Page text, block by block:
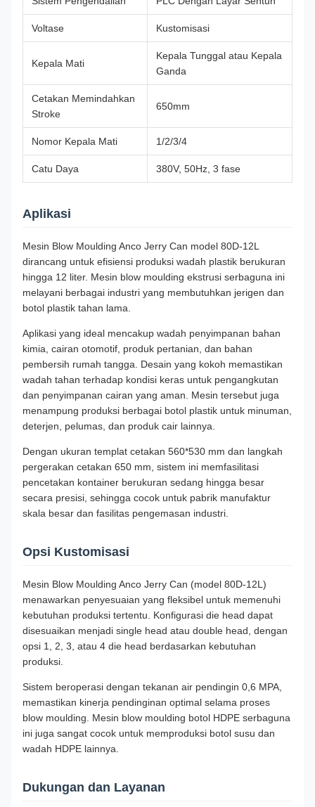
Voltase Kustomisasi
Kepala Mati
Kepala Tunggal atau Kepala
Ganda
Cetakan Memindahkan
Stroke
650mm
Nomor Kepala Mati 1/2/3/4
Catu Daya 380V, 50Hz, 3 fase
Aplikasi
Mesin Blow Moulding Anco Jerry Can model 80D-12L
dirancang untuk efisiensi produksi wadah plastik berukuran
hingga 12 liter. Mesin blow moulding ekstrusi serbaguna ini
melayani berbagai industri yang membutuhkan jerigen dan
botol plastik tahan lama.
Aplikasi yang ideal mencakup wadah penyimpanan bahan
kimia, cairan otomotif, produk pertanian, dan bahan
pembersih rumah tangga. Desain yang kokoh memastikan
wadah tahan terhadap kondisi keras untuk pengangkutan
dan penyimpanan cairan yang aman. Mesin tersebut juga
menampung produksi berbagai botol plastik untuk minuman,
deterjen, pelumas, dan produk cair lainnya.
Dengan ukuran templat cetakan 560*530 mm dan langkah
pergerakan cetakan 650 mm, sistem ini memfasilitasi
pencetakan kontainer berukuran sedang hingga besar
secara presisi, sehingga cocok untuk pabrik manufaktur
skala besar dan fasilitas pengemasan industri.
Opsi Kustomisasi
Mesin Blow Moulding Anco Jerry Can (model 80D-12L)
menawarkan penyesuaian yang fleksibel untuk memenuhi
kebutuhan produksi tertentu. Konfigurasi die head dapat
disesuaikan menjadi single head atau double head, dengan
opsi 1, 2, 3, atau 4 die head berdasarkan kebutuhan
produksi.
Sistem beroperasi dengan tekanan air pendingin 0,6 MPA,
memastikan kinerja pendinginan optimal selama proses
blow moulding. Mesin blow moulding botol HDPE serbaguna
ini juga sangat cocok untuk memproduksi botol susu dan
wadah HDPE lainnya.
Dukungan dan Layanan